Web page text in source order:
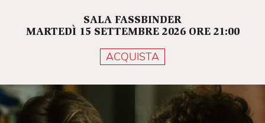
SALA FASSBINDER
MARTEDÌ 15 SETTEMBRE 2026 ORE 21:00
ACQUISTA